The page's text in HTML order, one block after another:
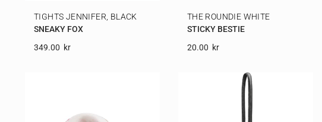
TIGHTS JENNIFER, BLACK
SNEAKY FOX
349.00 Kr
THE ROUNDIE WHITE
STICKY BESTIE
20.00 Kr